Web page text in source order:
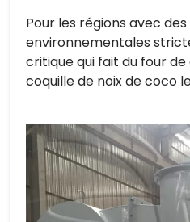
Pour les régions avec
environnementales
critique qui fait du four
coquille de noix de coco